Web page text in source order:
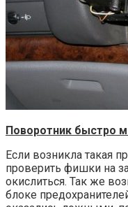
Поворотник быстро
Если возникла такая
проверить фишки на
окислиться. Так же
блоке